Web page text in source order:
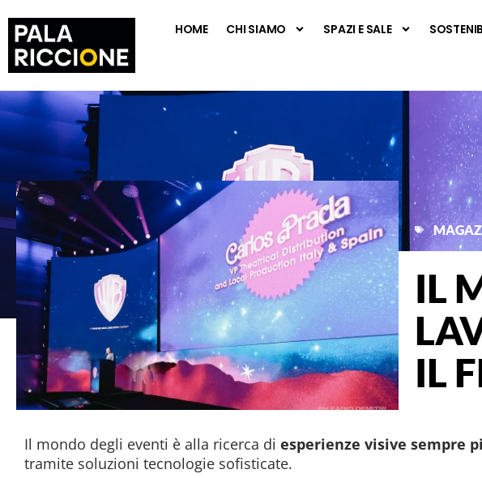
HOME CHI SIAMO SPAZI E SALE
IL
IL
Il mondo degli eventi è alla ricerca di esperienze visive sempre
tramite soluzioni tecnologie sofisticate.